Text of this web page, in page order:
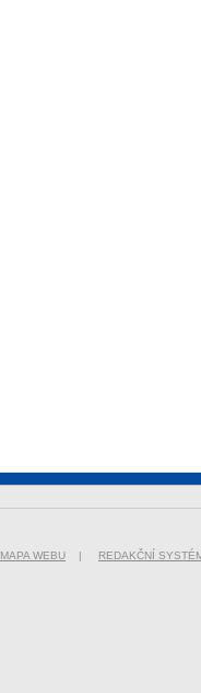
MAPA WEBU | REDAKČNÍ